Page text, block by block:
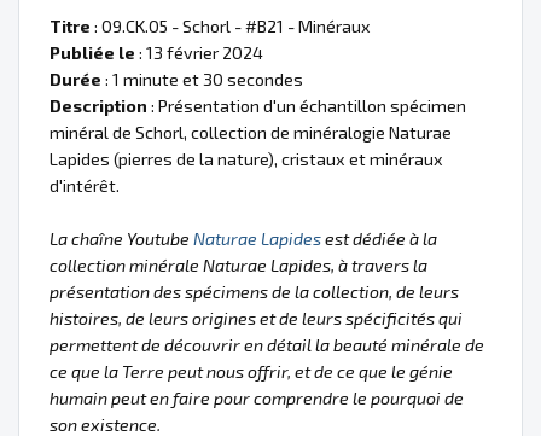
Titre : 09.CK.05 - Schorl - #B21 - Minéraux
Publiée le : 13 février 2024
Durée : 1 minute et 30 secondes
Description : Présentation d'un échantillon spécimen
minéral de Schorl, collection de minéralogie Naturae
Lapides (pierres de la nature), cristaux et minéraux
d'intérêt.
La chaîne Youtube Naturae Lapidesest dédiée à la
collection minérale Naturae Lapides, à travers la
présentation des spécimens de la collection, de leurs
histoires, de leurs origines et de leurs spécificités qui
permettent de découvrir en détail la beauté minérale de
ce que la Terre peut nous offrir, et de ce que le génie
humain peut en faire pour comprendre le pourquoi de
son existence.